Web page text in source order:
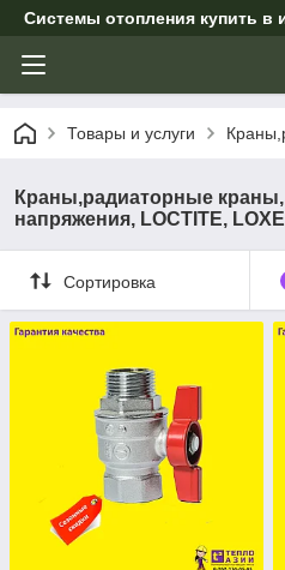
Системы отопления купить в
Товары и услуги
Краны,радиаторные
напряжения, LOCTITE,
Сортировка